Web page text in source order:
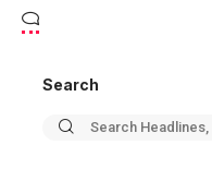
Search